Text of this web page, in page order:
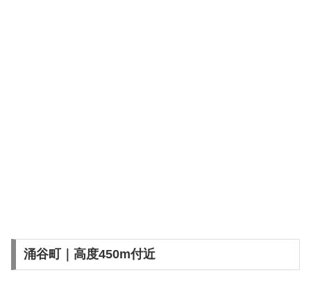
涌谷町｜高度450m付近